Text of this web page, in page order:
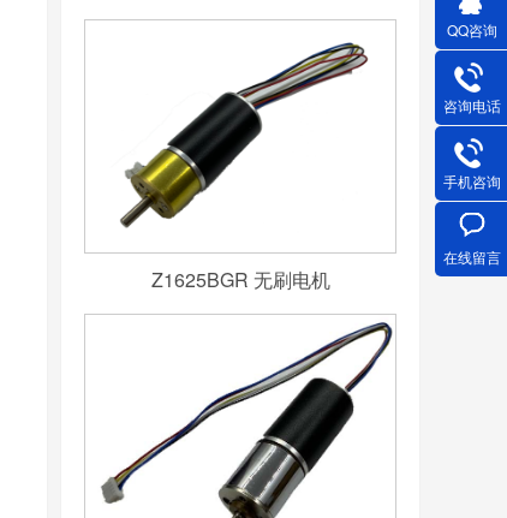
Z1625BGR 无刷电机
QQ咨询
咨询电话
手机咨询
在线留言